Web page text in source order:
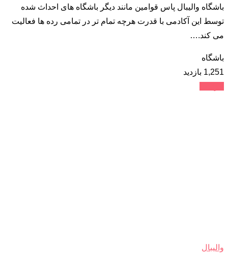
باشگاه والیبال پاس قوامین مانند دیگر باشگاه های احداث شده
توسط این آکادمی با قدرت هرچه تمام تر در تمامی رده ها فعالیت
می کند.…
باشگاه
1,251 بازدید
والیبال